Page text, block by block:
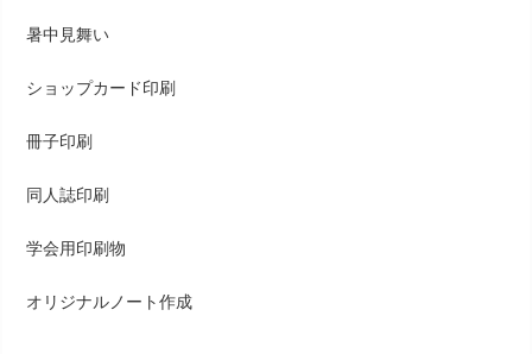
暑中見舞い
ショップカード印刷
冊子印刷
同人誌印刷
学会用印刷物
オリジナルノート作成